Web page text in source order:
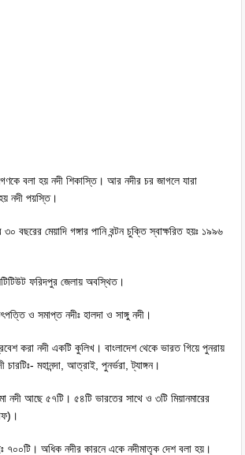
বলা হয় নদী শিকাস্তি। আর নদীর চর জাগলে যারা
নদী পয়স্তি।
৩০ বছরের মেয়াদি গঙ্গার পানি বন্টন চুক্তি স্বাক্ষরিত হয়ঃ ১৯৯৬
ফরিদপুর জেলায় অবস্থিত।
ও সমাপ্ত নদীঃ হালদা ও সাঙ্গু নদী।
করা নদী একটি কুলিখ। বাংলাদেশ থেকে ভারত গিয়ে পুনরায়
চারটিঃ- মহানন্দা, আত্রাই, পুনর্ভরা, ট্যাঙ্গন।
নদী আছে ৫৭টি। ৫৪টি ভারতের সাথে ও ৩টি মিয়ানমারের
৭০০টি। অধিক নদীর কারনে একে নদীমাতৃক দেশ বলা হয়।